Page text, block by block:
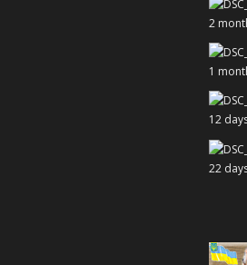
2
1
12
22